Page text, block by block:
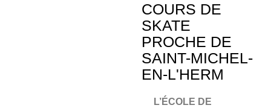
COURS DE
SKATE
PROCHE DE
SAINT-MICHEL-
EN-L'HERM
L’ÉCOLE DE